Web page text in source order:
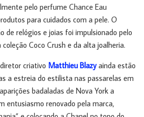
pelo perfume Chance Eau
para cuidados com a pele. O
de relógios e joias foi impulsionado pelo
Coco Crush e da alta joalheria.
criativo Matthieu Blazyainda estão
a estreia do estilista nas passarelas em
badaladas de Nova York a
entusiasmo renovado pela marca,